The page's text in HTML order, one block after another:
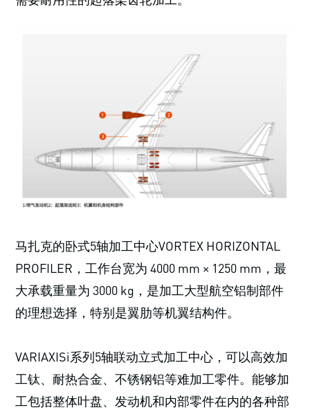
马扎克的卧式5轴加工中心VORTEX HORIZONTAL
PROFILER，工作台宽为 4000 mm × 1250 mm，最
大承载重量为 3000 kg，是加工大型航空铝制部件
的理想选择，特别是翼肋等机翼结构件。
VARIAXISi系列5轴联动立式加工中心，可以高效加
工钛、耐热合金、不锈钢铝等难加工零件。能够加
工包括整体叶盘、发动机和内部零件在内的各种部